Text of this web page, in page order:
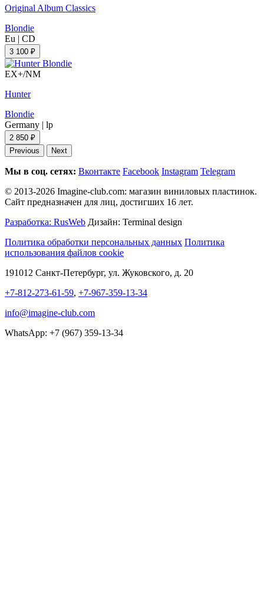
Original Album Classics
Blondie
Eu | CD
3 100 ₽
EX+/NM
Hunter
Blondie
Germany | lp
2 850 ₽
Previous
Next
Мы в соц. сетях: Вконтакте Facebook Instagram Telegram
© 2013-2026 Imagine-club.com: магазин виниловых пластинок.
Сайт предназначен для лиц, достигших 16 лет.
Разработка: RusWeb Дизайн: Terminal design
Политика обработки персональных данных Политика
использования файлов cookie
191012 Санкт-Петербург, ул. Жуковского, д. 20
+7-812-273-61-59, +7-967-359-13-34
info@imagine-club.com
WhatsApp: +7 (967) 359-13-34